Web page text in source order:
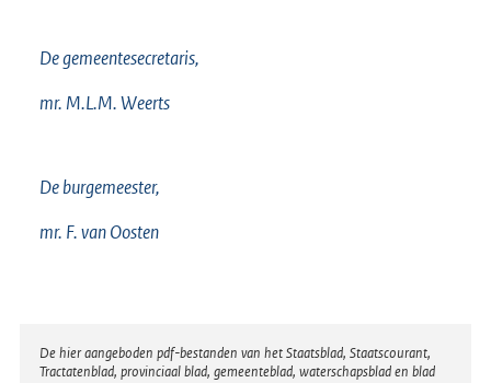
De gemeentesecretaris,
mr. M.L.M. Weerts
De burgemeester,
mr. F. van Oosten
Disclaimer
De hier aangeboden pdf-bestanden van het Staatsblad, Staatscourant,
Tractatenblad, provinciaal blad, gemeenteblad, waterschapsblad en blad